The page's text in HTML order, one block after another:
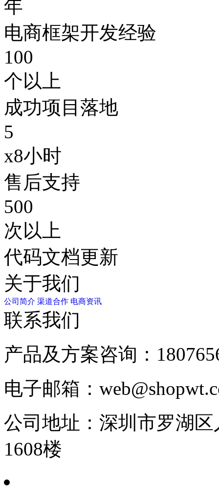
年
电商框架开发经验
100
个以上
成功项目落地
5
x8小时
售后支持
500
次以上
代码文档更新
关于我们
公司简介 渠道合作 电商资讯
联系我们
产品及方案咨询：
电子邮箱：
公司地址： 深圳市罗湖
1608楼